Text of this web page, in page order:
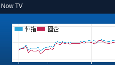
Now TV
恒指 國企